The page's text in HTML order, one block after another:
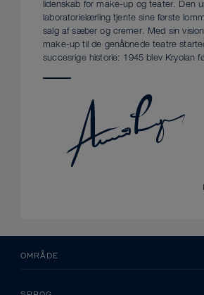
lidenskab for make-up og teater. Den
laboratorielærling tjente sine første
salg af sæber og cremer. Med sin
make-up til de genåbnede teatre
succesrige historie: 1945 blev Kryolan
OMRÅDE